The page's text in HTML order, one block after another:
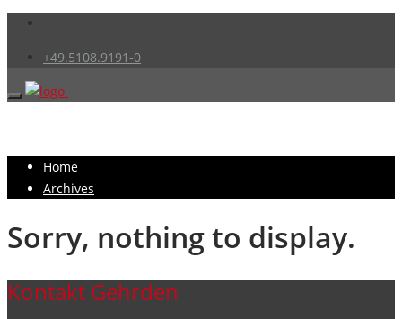
+49.5108.9191-0
Home
Archives
Sorry, nothing to display.
Kontakt Gehrden